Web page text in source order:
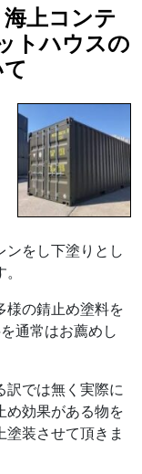
上コンテ
トハウスの
をし下塗りとし
様の錆止め塗料を
通常はお薦めし
訳では無く実際に
め効果がある物を
装させて頂きま